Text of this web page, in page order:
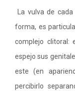
La vulva de
forma, es
complejo clitoral:
espejo sus
este (en
percibirlo